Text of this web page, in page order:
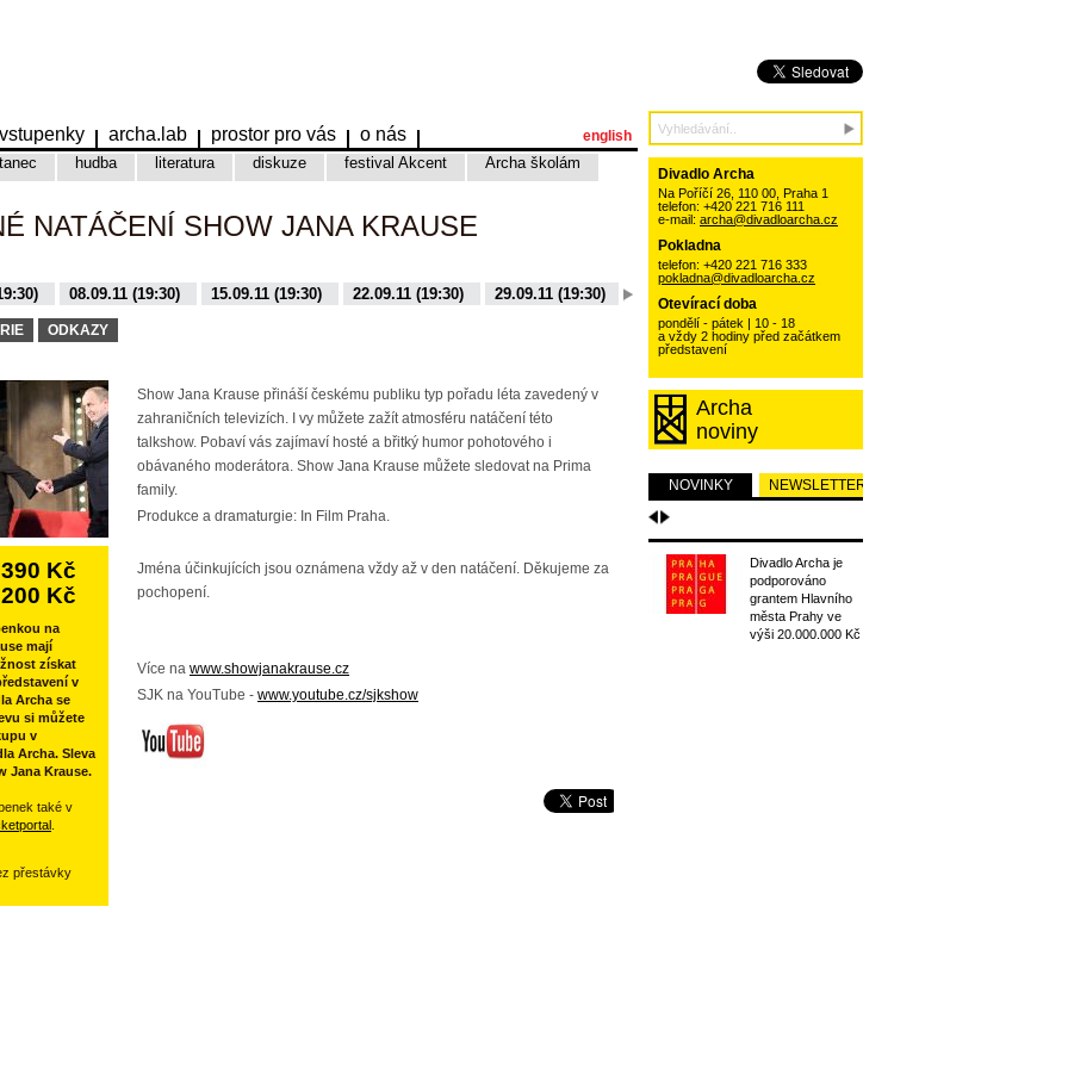
vstupenky archa.lab prostor pro vás o nás
tanec hudba literatura diskuze festival Akcent Archa školám
english
NATÁČENÍ SHOW JANA KRAUSE
08.09.11 (19:30) 15.09.11 (19:30) 22.09.11 (19:30) 29.09.11 (19:30) 06.10.11 (19:30)
16.11.15 (19:30) 01.09.11 (19:30)
ODKAZY
Show Jana Krause přináší českému publiku typ pořadu léta zavedený v
zahraničních televizích. I vy můžete zažít atmosféru natáčení této
talkshow. Pobaví vás zajímaví hosté a břitký humor pohotového i
obávaného moderátora. Show Jana Krause můžete sledovat na Prima
family.
Produkce a dramaturgie: In Film Praha.
Jména účinkujících jsou oznámena vždy až v den natáčení. Děkujeme za
pochopení.
Více na www.showjanakrause.cz
SJK na YouTube - www.youtube.cz/sjkshow
390 Kč
200 Kč
na
mají
získat
v
Archa se
si můžete
v
Archa. Sleva
Jana Krause.
také v
přestávky
Divadlo Archa
Na Poříčí 26, 110 00, Praha 1
telefon: +420 221 716 111
e-mail: archa@divadloarcha.cz
Pokladna
telefon: +420 221 716 333
pokladna@divadloarcha.cz
Otevírací doba
pondělí - pátek | 10 - 18
a vždy 2 hodiny před začátkem
představení
Archa
noviny
NOVINKY NEWSLETTER
Divadlo Archa je
podporováno
grantem Hlavního
města Prahy ve
výši 20.000.000 Kč